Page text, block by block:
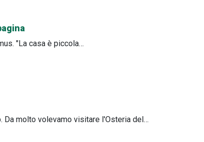
"La casa è piccola…
Da molto volevamo visitare l'Osteria del…